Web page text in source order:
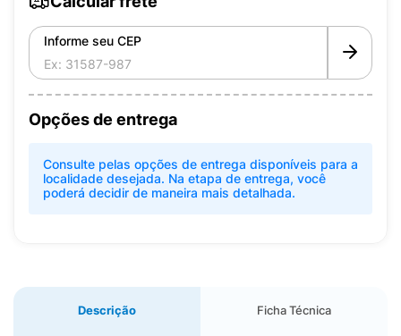
Informe seu CEP
Opções de entrega
Consulte pelas opções de entrega disponíveis para a
localidade desejada. Na etapa de entrega, você
poderá decidir de maneira mais detalhada.
Descrição Ficha Técnica